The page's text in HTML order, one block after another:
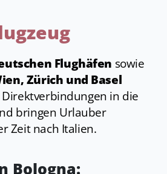
Flughäfen sowie
Zürich und Basel
in die
bringen Urlauber
Zeit nach Italien.
Bologna: